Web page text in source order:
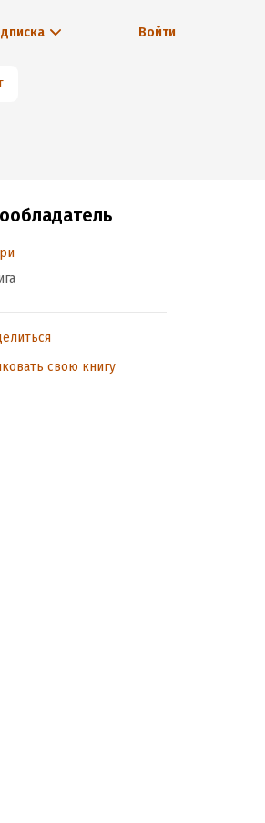
Войти
свою книгу